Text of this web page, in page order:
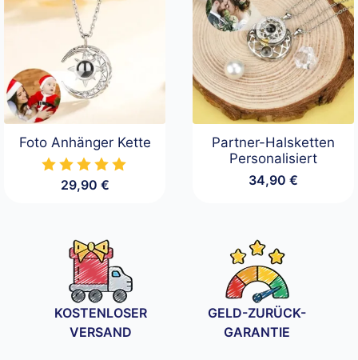
Foto Anhänger Kette
29,90 €
Partner-Halsketten
Personalisiert
34,90 €
KOSTENLOSER
VERSAND
GELD-ZURÜCK-
GARANTIE